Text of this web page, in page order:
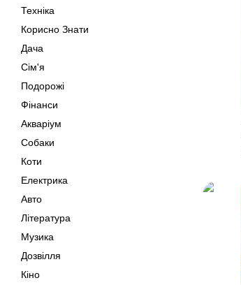
Техніка
Корисно Знати
Дача
Сім'я
Подорожі
Фінанси
Акваріум
Собаки
Коти
Електрика
Авто
Література
Музика
Дозвілля
Кіно